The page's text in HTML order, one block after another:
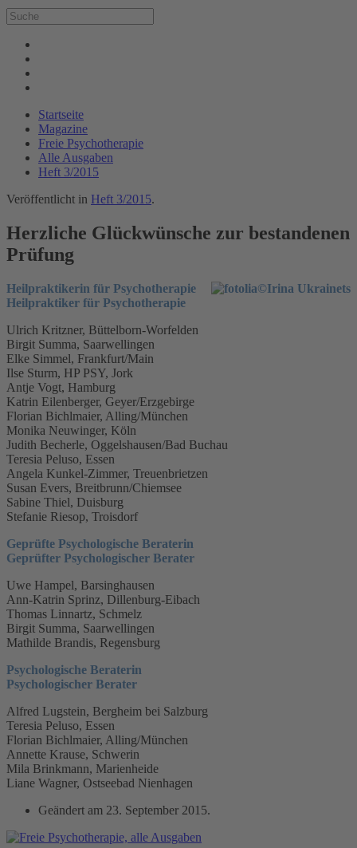
Startseite
Magazine
Freie Psychotherapie
Alle Ausgaben
Heft 3/2015
Veröffentlicht in Heft 3/2015.
Herzliche Glückwünsche zur bestandenen
Prüfung
Heilpraktikerin für Psychotherapie
Heilpraktiker für Psychotherapie
Ulrich Kritzner, Büttelborn-Worfelden
Birgit Summa, Saarwellingen
Elke Simmel, Frankfurt/Main
Ilse Sturm, HP PSY, Jork
Antje Vogt, Hamburg
Katrin Eilenberger, Geyer/Erzgebirge
Florian Bichlmaier, Alling/München
Monika Neuwinger, Köln
Judith Becherle, Oggelshausen/Bad Buchau
Teresia Peluso, Essen
Angela Kunkel-Zimmer, Treuenbrietzen
Susan Evers, Breitbrunn/Chiemsee
Sabine Thiel, Duisburg
Stefanie Riesop, Troisdorf
Geprüfte Psychologische Beraterin
Geprüfter Psychologischer Berater
Uwe Hampel, Barsinghausen
Ann-Katrin Sprinz, Dillenburg-Eibach
Thomas Linnartz, Schmelz
Birgit Summa, Saarwellingen
Mathilde Brandis, Regensburg
Psychologische Beraterin
Psychologischer Berater
Alfred Lugstein, Bergheim bei Salzburg
Teresia Peluso, Essen
Florian Bichlmaier, Alling/München
Annette Krause, Schwerin
Mila Brinkmann, Marienheide
Liane Wagner, Ostseebad Nienhagen
Geändert am 23. September 2015.